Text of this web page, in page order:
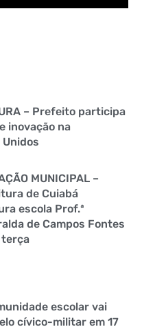
– Prefeito participa
inovação na
MUNICIPAL –
de Cuiabá
escola Prof.ª
de Campos Fontes
escolar vai
cívico-militar em 17